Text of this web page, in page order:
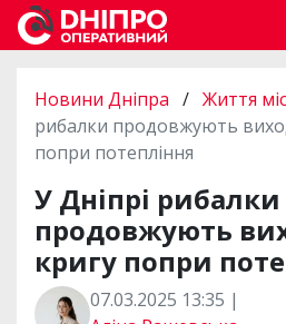
Новини Дніпра / Життя
рибалки продовжують
попри потепління
У Дніпрі рибалки
продовжують
кригу попри
07.03.2025 13:35 |